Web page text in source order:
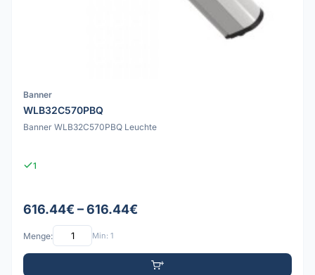
Banner
WLB32C570PBQ
Banner WLB32C570PBQ Leuchte
1
616.44€ – 616.44€
Menge: Min: 1